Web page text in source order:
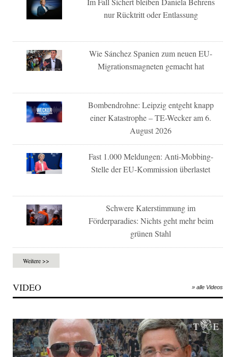
nur Rücktritt oder Entlassung
Wie Sánchez Spanien zum neuen EU-
Migrationsmagneten gemacht hat
Bombendrohne: Leipzig entgeht knapp
einer Katastrophe – TE-Wecker am 6.
August 2026
Fast 1.000 Meldungen: Anti-Mobbing-
Stelle der EU-Kommission überlastet
Schwere Katerstimmung im
Förderparadies: Nichts geht mehr beim
grünen Stahl
Weitere >>
VIDEO » alle Videos